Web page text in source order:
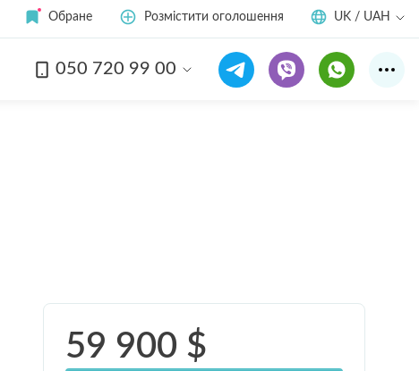
Обране Розмістити оголошення UK / UAH
050 720 99 00Дивитись усі9 фото
59 900 $